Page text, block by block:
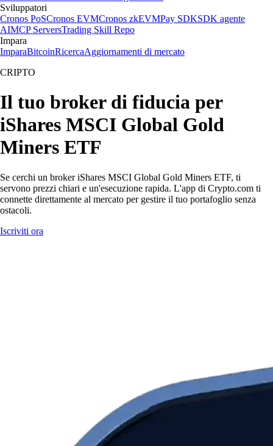
Sviluppatori
Cronos PoSCronos EVMCronos zkEVMPay SDKSDK agente
AIMCP ServersTrading Skill Repo
Impara
ImparaBitcoinRicercaAggiornamenti di mercato
CRIPTO
Il tuo broker di fiducia per
iShares MSCI Global Gold
Miners ETF
Se cerchi un broker iShares MSCI Global Gold Miners ETF, ti
servono prezzi chiari e un'esecuzione rapida. L'app di Crypto.com ti
connette direttamente al mercato per gestire il tuo portafoglio senza
ostacoli.
Iscriviti ora